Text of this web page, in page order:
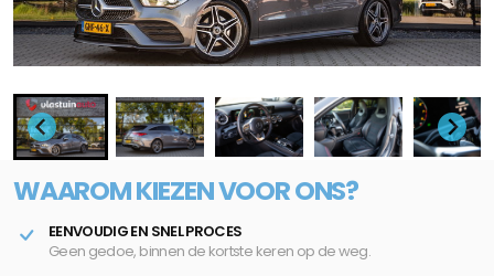
WAAROM KIEZEN VOOR ONS?
EENVOUDIG EN SNEL PROCES
Geen gedoe, binnen de kortste keren op de weg.